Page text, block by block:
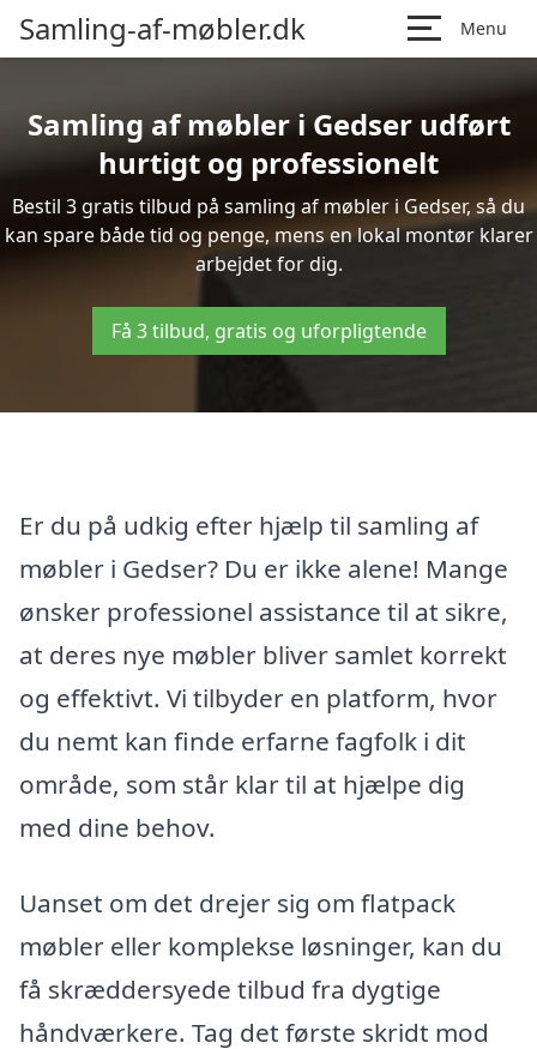
Samling-af-møbler.dk Menu
Samling af møbler i Gedser udført
hurtigt og professionelt
Bestil 3 gratis tilbud på samling af møbler i Gedser, så du
kan spare både tid og penge, mens en lokal montør klarer
arbejdet for dig.
Få 3 tilbud, gratis og uforpligtende
Er du på udkig efter hjælp til samling af
møbler i Gedser? Du er ikke alene! Mange
ønsker professionel assistance til at sikre,
at deres nye møbler bliver samlet korrekt
og effektivt. Vi tilbyder en platform, hvor
du nemt kan finde erfarne fagfolk i dit
område, som står klar til at hjælpe dig
med dine behov.
Uanset om det drejer sig om flatpack
møbler eller komplekse løsninger, kan du
få skræddersyede tilbud fra dygtige
håndværkere. Tag det første skridt mod